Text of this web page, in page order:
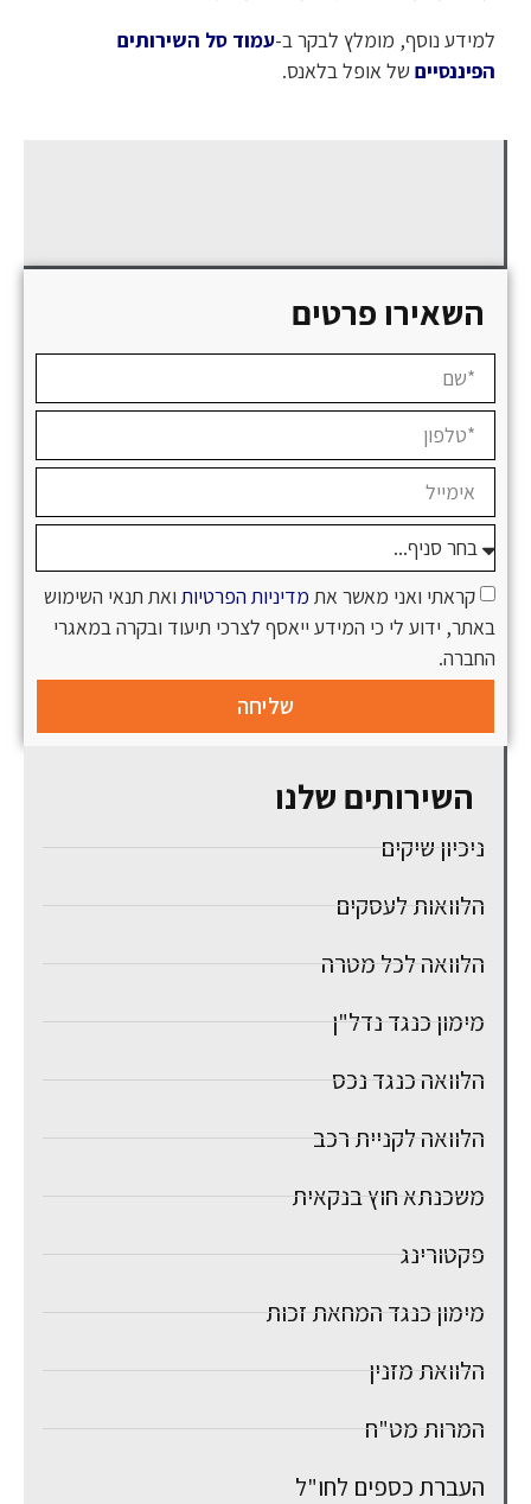
למידע נוסף, מומלץ לבקר ב-עמוד סל השירותים
הפיננסיים של אופל בלאנס.
השאירו פרטים
קראתי ואני מאשר את מדיניות הפרטיות ואת תנאי השימוש
באתר, ידוע לי כי המידע ייאסף לצרכי תיעוד ובקרה במאגרי
החברה.
שליחה
השירותים שלנו
ניכיון שיקים
הלוואות לעסקים
הלוואה לכל מטרה
מימון כנגד נדל"ן
הלוואה כנגד נכס
הלוואה לקניית רכב
משכנתא חוץ בנקאית
פקטורינג
מימון כנגד המחאת זכות
הלוואת מזנין
המרות מט"ח
העברת כספים לחו"ל